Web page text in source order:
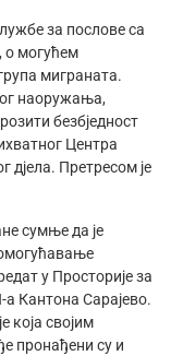
за послове са
о могућем
миграната.
наоружања,
безбједност
Центра
дјела. Претресом је
сумње да је
у Просторије за
Кантона Сарајево.
која својим
пронађени су и